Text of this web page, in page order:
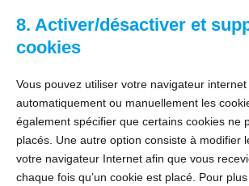
8. Activer/désactiver et
cookies
Vous pouvez utiliser votre navigateur
automatiquement ou manuellement les
également spécifier que certains cookies ne
placés. Une autre option consiste à modifier
votre navigateur Internet afin que vous
chaque fois qu’un cookie est placé. Pour